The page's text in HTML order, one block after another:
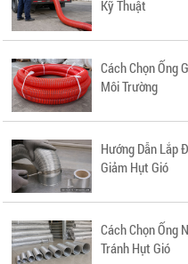
Kỹ Thuật
Cách Chọn Ống
Môi Trường
Hướng Dẫn Lắp
Giảm Hụt Gió
Cách Chọn Ống
Tránh Hụt Gió